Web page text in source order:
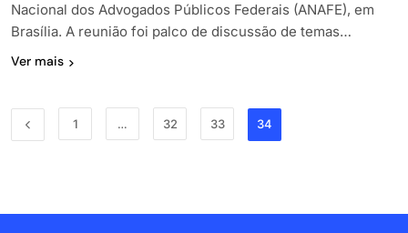
Nacional dos Advogados Públicos Federais (ANAFE), em
Brasília. A reunião foi palco de discussão de temas…
Ver mais
1 … 32 33 34